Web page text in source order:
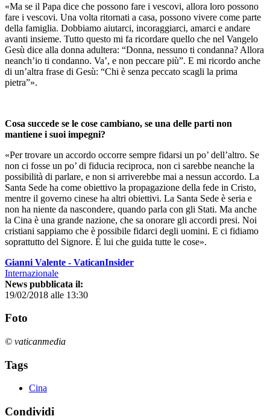
«Ma se il Papa dice che possono fare i vescovi, allora loro possono
fare i vescovi. Una volta ritornati a casa, possono vivere come parte
della famiglia. Dobbiamo aiutarci, incoraggiarci, amarci e andare
avanti insieme. Tutto questo mi fa ricordare quello che nel Vangelo
Gesù dice alla donna adultera: “Donna, nessuno ti condanna? Allora
neanch’io ti condanno. Va’, e non peccare più”. E mi ricordo anche
di un’altra frase di Gesù: “Chi è senza peccato scagli la prima
pietra”».
Cosa succede se le cose cambiano, se una delle parti non
mantiene i suoi impegni?
«Per trovare un accordo occorre sempre fidarsi un po’ dell’altro. Se
non ci fosse un po’ di fiducia reciproca, non ci sarebbe neanche la
possibilità di parlare, e non si arriverebbe mai a nessun accordo. La
Santa Sede ha come obiettivo la propagazione della fede in Cristo,
mentre il governo cinese ha altri obiettivi. La Santa Sede è seria e
non ha niente da nascondere, quando parla con gli Stati. Ma anche
la Cina è una grande nazione, che sa onorare gli accordi presi. Noi
cristiani sappiamo che è possibile fidarci degli uomini. E ci fidiamo
soprattutto del Signore. È lui che guida tutte le cose».
Gianni Valente - VaticanInsider
Internazionale
News pubblicata il:
19/02/2018 alle 13:30
Foto
© vaticanmedia
Tags
Cina
Condividi